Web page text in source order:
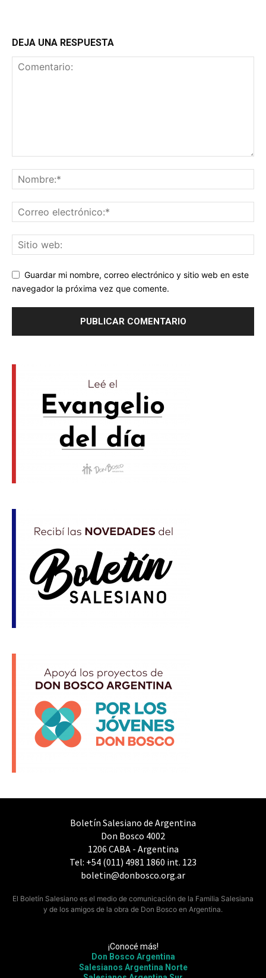
DEJA UNA RESPUESTA
Guardar mi nombre, correo electrónico y sitio web en este
navegador la próxima vez que comente.
Boletín Salesiano de Argentina
Don Bosco 4002
1206 CABA - Argentina
Tel: +54 (011) 4981 1860 int. 123
boletin@donbosco.org.ar
El Boletín Salesiano es el medio de comunicación de la Familia Salesiana
y de los amigos de la obra de Don Bosco en Argentina.
¡Conocé más!
Don Bosco Argentina
Salesianos Argentina Norte